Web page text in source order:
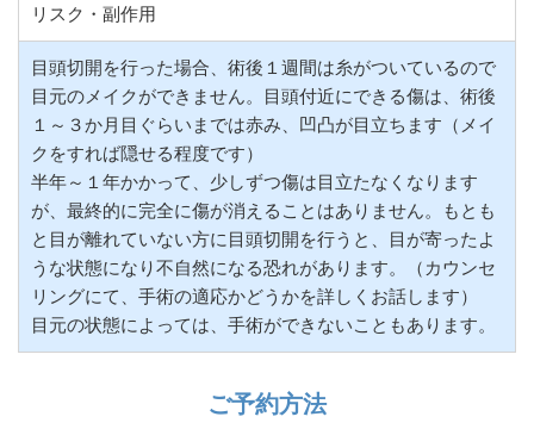
リスク・副作用
目頭切開を行った場合、術後１週間は糸がついているので
目元のメイクができません。目頭付近にできる傷は、術後
１～３か月目ぐらいまでは赤み、凹凸が目立ちます（メイ
クをすれば隠せる程度です）
半年～１年かかって、少しずつ傷は目立たなくなります
が、最終的に完全に傷が消えることはありません。もとも
と目が離れていない方に目頭切開を行うと、目が寄ったよ
うな状態になり不自然になる恐れがあります。（カウンセ
リングにて、手術の適応かどうかを詳しくお話します）
目元の状態によっては、手術ができないこともあります。
ご予約方法